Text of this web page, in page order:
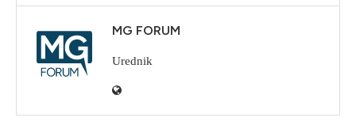
MG FORUM
Urednik